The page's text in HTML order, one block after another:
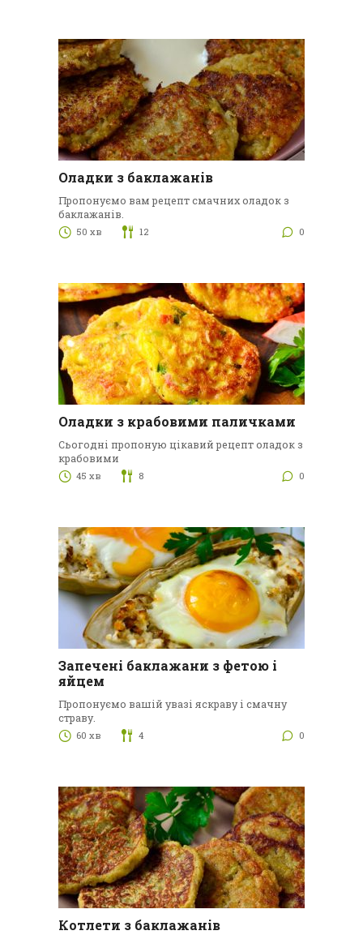
Оладки з баклажанів
Пропонуємо вам рецепт смачних оладок з
баклажанів.
50 хв 12 0
Оладки з крабовими паличками
Сьогодні пропоную цікавий рецепт оладок з
крабовими
45 хв 8 0
Запечені баклажани з фетою і
яйцем
Пропонуємо вашій увазі яскраву і смачну
страву.
60 хв 4 0
Котлети з баклажанів